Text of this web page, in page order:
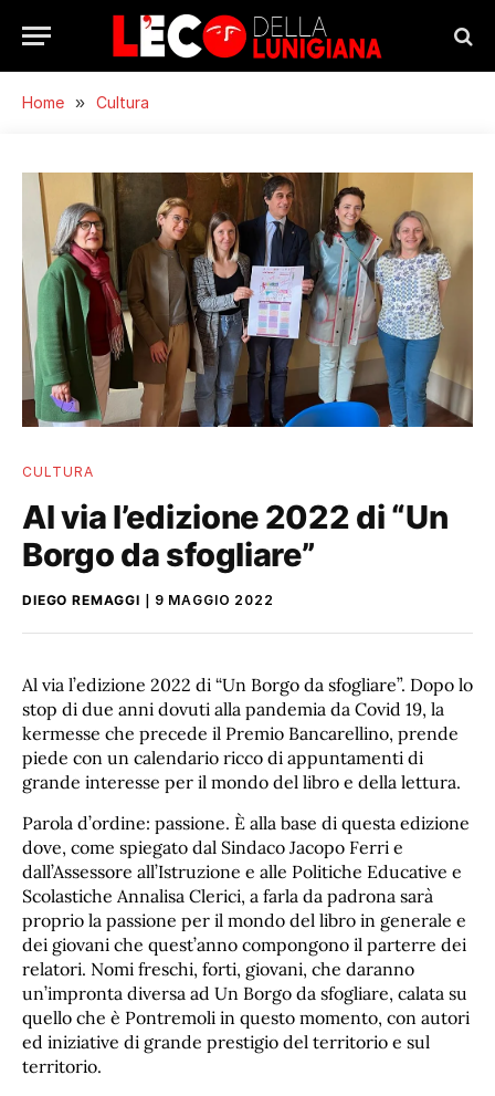
Home » Cultura
CULTURA
Al via l’edizione 2022 di “Un
Borgo da sfogliare”
DIEGO REMAGGI 9 MAGGIO 2022
Al via l’edizione 2022 di “Un Borgo da sfogliare”. Dopo lo
stop di due anni dovuti alla pandemia da Covid 19, la
kermesse che precede il Premio Bancarellino, prende
piede con un calendario ricco di appuntamenti di
grande interesse per il mondo del libro e della lettura.
Parola d’ordine: passione. È alla base di questa edizione
dove, come spiegato dal Sindaco Jacopo Ferri e
dall’Assessore all’Istruzione e alle Politiche Educative e
Scolastiche Annalisa Clerici, a farla da padrona sarà
proprio la passione per il mondo del libro in generale e
dei giovani che quest’anno compongono il parterre dei
relatori. Nomi freschi, forti, giovani, che daranno
un’impronta diversa ad Un Borgo da sfogliare, calata su
quello che è Pontremoli in questo momento, con autori
ed iniziative di grande prestigio del territorio e sul
territorio.